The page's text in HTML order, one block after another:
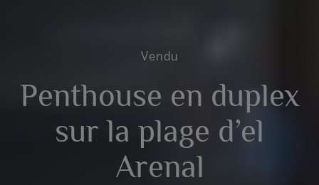
Vendu
Penthouse en duplex
sur la plage d’el
Arenal